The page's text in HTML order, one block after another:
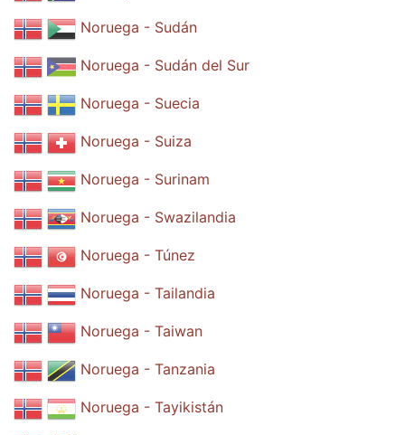
Noruega - Sudán
Noruega - Sudán del Sur
Noruega - Suecia
Noruega - Suiza
Noruega - Surinam
Noruega - Swazilandia
Noruega - Túnez
Noruega - Tailandia
Noruega - Taiwan
Noruega - Tanzania
Noruega - Tayikistán